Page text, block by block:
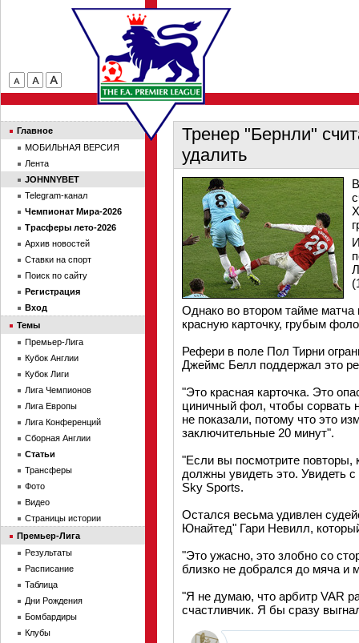
Тренер "Бернли"
удалить
Однако во втором тайме
красную карточку, грубым
Рефери в поле Пол Тирни
Джеймс Белл поддержал это
"Это красная карточка. Это
циничный фол, чтобы сорвать
не показали, потому что это
заключительные 20 минут".
"Если вы посмотрите повторы,
должны увидеть это. Увидеть
Sky Sports.
Остался весьма удивлен
Юнайтед" Гари Невилл,
"Это ужасно, это злобно со
близко не добрался до мяча и
"Я не думаю, что арбитр VAR
счастливчик. Я бы сразу
Главное
МОБИЛЬНАЯ ВЕРСИЯ
Лента
JOHNNYBET
Telegram-канал
Чемпионат Мира-2026
Трасферы лето-2026
Архив новостей
Ставки на спорт
Поиск по сайту
Регистрация
Вход
Темы
Премьер-Лига
Кубок Англии
Кубок Лиги
Лига Чемпионов
Лига Европы
Лига Конференций
Сборная Англии
Статьи
Трансферы
Фото
Видео
Страницы истории
Премьер-Лига
Результаты
Расписание
Таблица
Дни Рождения
Бомбардиры
Клубы